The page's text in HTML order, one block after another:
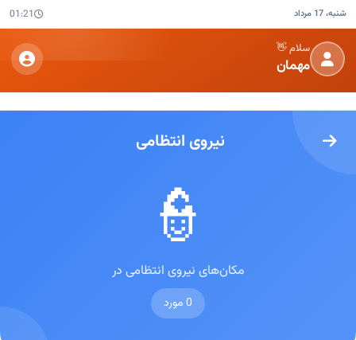
شنبه، 17 مرداد 01:21
سلام 👋
مهمان
نیروی انتظامی
👮
مکان‌های نیروی انتظامی در
0 مورد